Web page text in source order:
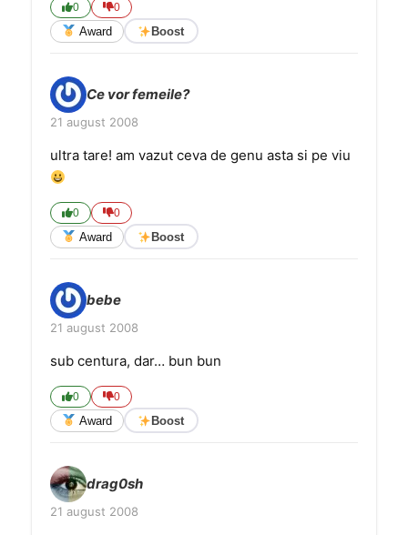
0 0
Award Boost
Ce vor femeile?
21 august 2008
ultra tare! am vazut ceva de genu asta si pe viu
0 0
Award Boost
bebe
21 august 2008
sub centura, dar… bun bun
0 0
Award Boost
drag0sh
21 august 2008